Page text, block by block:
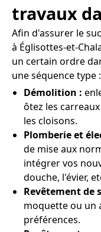
travaux
Afin d'assurer le
à Églisottes-et-
un certain ordre
une séquence type :
Démolition :
ôtez les
les cloisons.
Plomberie et
de mise aux
intégrer vos
douche, l'évier,
Revêtement de
moquette ou un
préférences.